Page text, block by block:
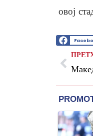
овој